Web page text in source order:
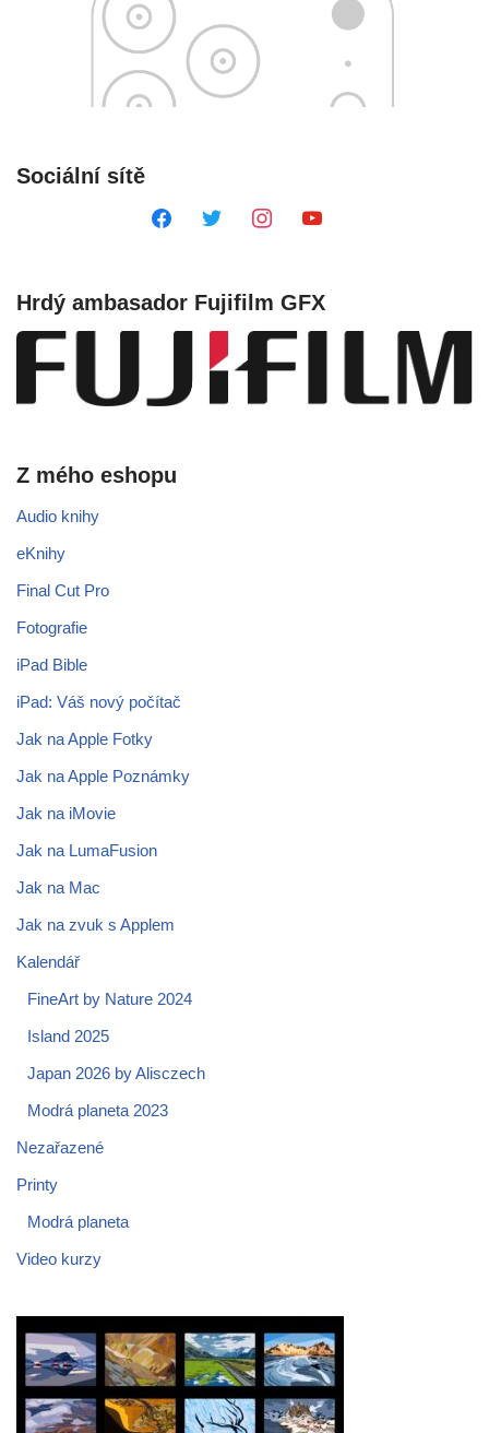
Sociální sítě
Hrdý ambasador Fujifilm GFX
Z mého eshopu
Audio knihy
eKnihy
Final Cut Pro
Fotografie
iPad Bible
iPad: Váš nový počítač
Jak na Apple Fotky
Jak na Apple Poznámky
Jak na iMovie
Jak na LumaFusion
Jak na Mac
Jak na zvuk s Applem
Kalendář
FineArt by Nature 2024
Island 2025
Japan 2026 by Alisczech
Modrá planeta 2023
Nezařazené
Printy
Modrá planeta
Video kurzy